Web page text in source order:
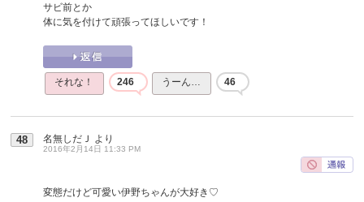
サビ前とか
体に気を付けて頑張ってほしいです！
それな！ 246 うーん… 46
48 名無しだＪ より
2016年2月14日 11:33 PM
変態だけど可愛い伊野ちゃんが大好き♡